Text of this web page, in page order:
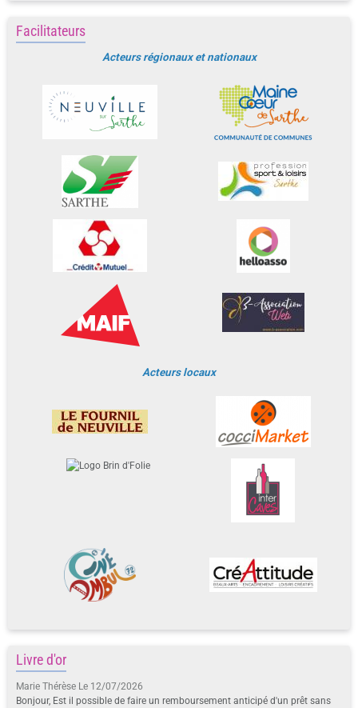
Facilitateurs
Acteurs régionaux et nationaux
Acteurs locaux
Livre d'or
Marie Thérèse Le 12/07/2026
Bonjour, Est il possible de faire un remboursement anticipé d'un prêt sans